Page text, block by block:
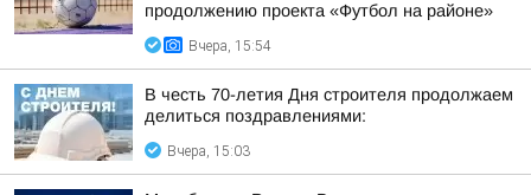
продолжению проекта «Футбол на районе»
Вчера, 15:54
В честь 70-летия Дня строителя продолжаем
делиться поздравлениями:
Вчера, 15:03